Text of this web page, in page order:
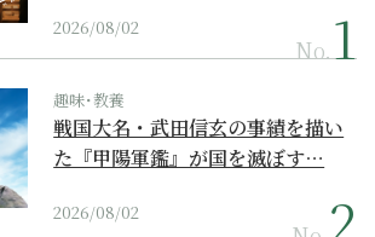
2026/08/02
No.
趣味･教養
戦国大名・武田信玄の事績を描い
た『甲陽軍鑑』が国を滅ぼす…
2026/08/02